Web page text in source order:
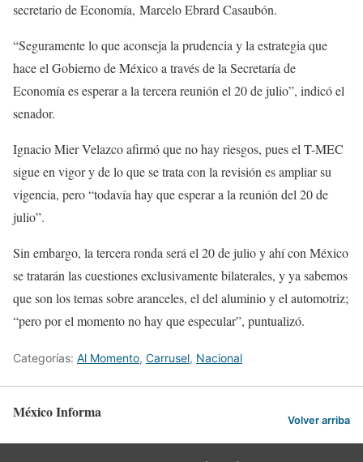
secretario de Economía, Marcelo Ebrard Casaubón.
“Seguramente lo que aconseja la prudencia y la estrategia que
hace el Gobierno de México a través de la Secretaría de
Economía es esperar a la tercera reunión el 20 de julio”, indicó el
senador.
Ignacio Mier Velazco afirmó que no hay riesgos, pues el T-MEC
sigue en vigor y de lo que se trata con la revisión es ampliar su
vigencia, pero “todavía hay que esperar a la reunión del 20 de
julio”.
Sin embargo, la tercera ronda será el 20 de julio y ahí con México
se tratarán las cuestiones exclusivamente bilaterales, y ya sabemos
que son los temas sobre aranceles, el del aluminio y el automotriz;
“pero por el momento no hay que especular”, puntualizó.
Categorías: Al Momento, Carrusel, Nacional
México Informa Volver arriba